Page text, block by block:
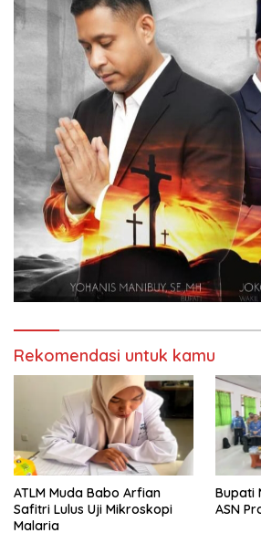
Rekomendasi untuk kamu
ATLM Muda Babo Arfian
Safitri Lulus Uji Mikroskopi
Malaria
Bupati
ASN